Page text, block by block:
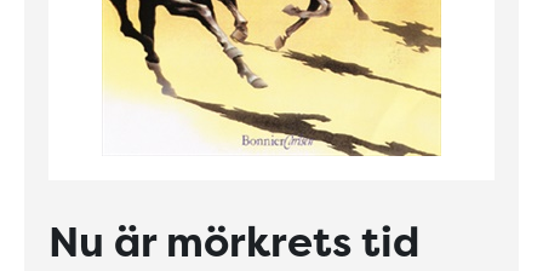
Nu är mörkrets tid